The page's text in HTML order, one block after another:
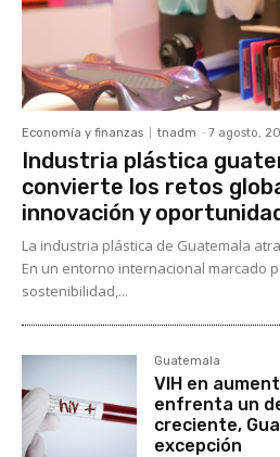
Economía y finanzas tnadm - 7 agosto,
Industria plástica
convierte los retos
innovación y
La industria plástica de Guatemala
En un entorno internacional marcado
sostenibilidad,...
Guatemala
VIH en
enfrenta un
creciente,
excepción